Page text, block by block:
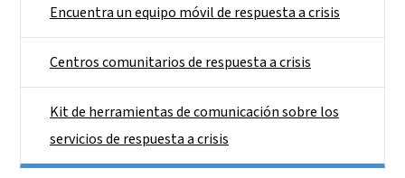
Encuentra un equipo móvil de respuesta a crisis
Centros comunitarios de respuesta a crisis
Kit de herramientas de comunicación sobre los
servicios de respuesta a crisis